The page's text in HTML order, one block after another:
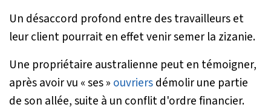
Un désaccord profond entre des travailleurs et
leur client pourrait en effet venir semer la zizanie.
Une propriétaire australienne peut en témoigner,
après avoir vu « ses » ouvriersdémolir une partie
de son allée, suite à un conflit d'ordre financier.